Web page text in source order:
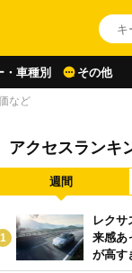
・車種別 その他
など
アクセスランキ
週間
1
レクサ
来感あ
が高す